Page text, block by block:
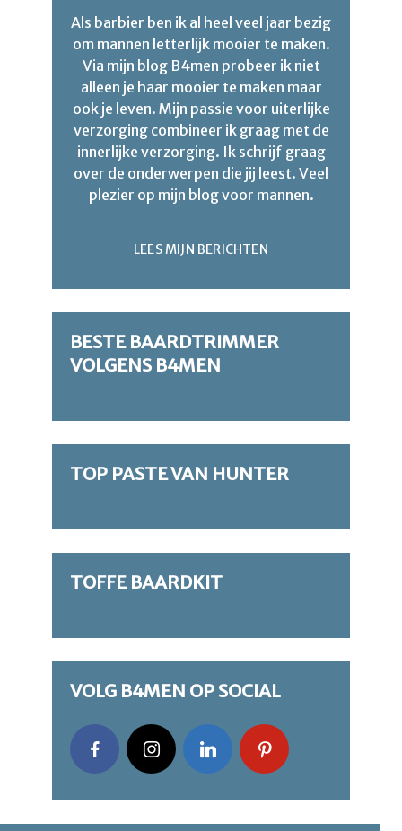
Als barbier ben ik al heel veel jaar bezig
om mannen letterlijk mooier te maken.
Via mijn blog B4men probeer ik niet
alleen je haar mooier te maken maar
ook je leven. Mijn passie voor uiterlijke
verzorging combineer ik graag met de
innerlijke verzorging. Ik schrijf graag
over de onderwerpen die jij leest. Veel
plezier op mijn blog voor mannen.
LEES MIJN BERICHTEN
BESTE BAARDTRIMMER
VOLGENS B4MEN
TOP PASTE VAN HUNTER
TOFFE BAARDKIT
VOLG B4MEN OP SOCIAL